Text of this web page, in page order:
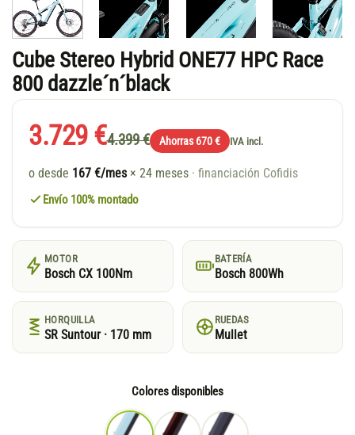
Cube Stereo Hybrid ONE77 HPC Race
800 dazzle´n´black
3.729 €4.399 € Ahorras 670 € IVA incl.
o desde 167 €/mes × 24 meses · financiación Cofidis
Envío 100% montado
MOTOR
Bosch CX 100Nm
BATERÍA
Bosch 800Wh
HORQUILLA
SR Suntour · 170 mm
RUEDAS
Mullet
Colores disponibles